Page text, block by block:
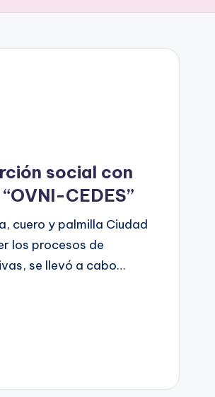
social con
CEDES”
cuero y palmilla Ciudad
los procesos de
se llevó a cabo…